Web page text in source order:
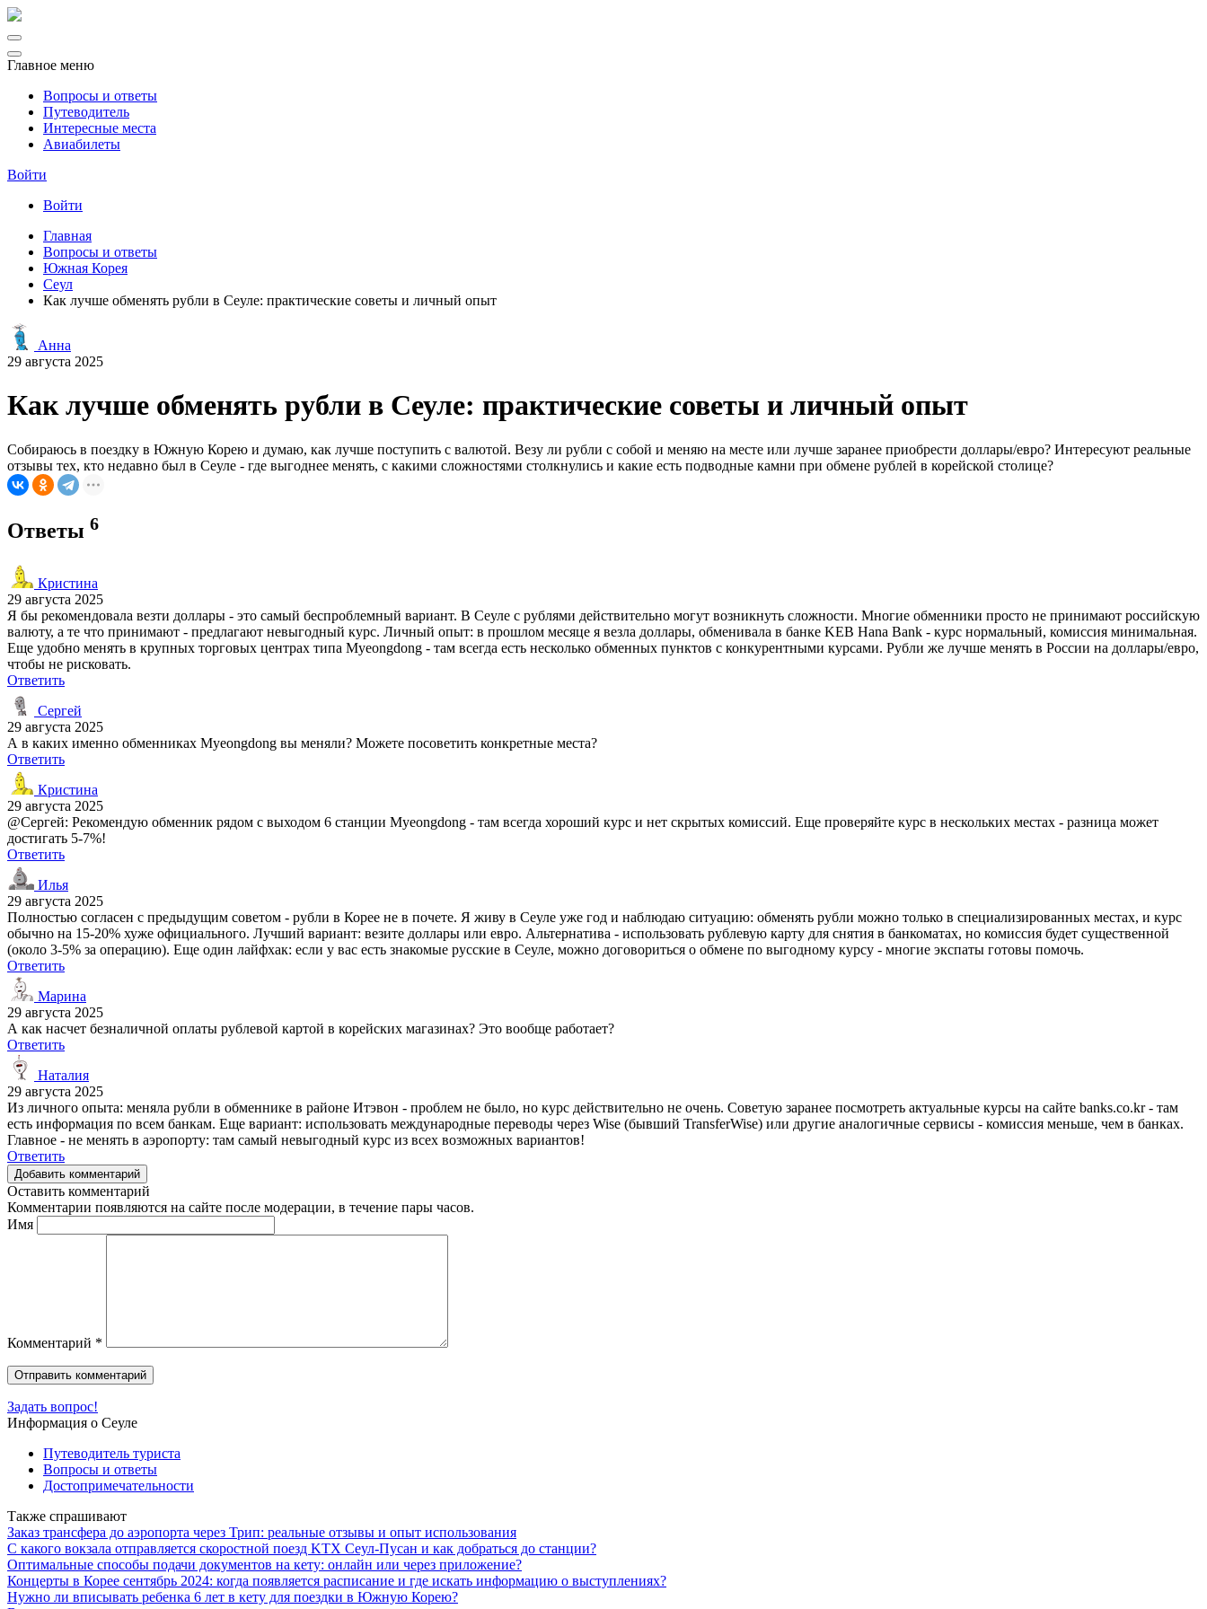
Главное меню
Вопросы и ответы
Путеводитель
Интересные места
Авиабилеты
Войти
Войти
Главная
Вопросы и ответы
Южная Корея
Сеул
Как лучше обменять рубли в Сеуле: практические советы и личный опыт
Анна
29 августа 2025
Как лучше обменять рубли в Сеуле: практические советы и личный опыт
Собираюсь в поездку в Южную Корею и думаю, как лучше поступить с валютой. Везу ли рубли с собой и меняю на месте или лучше заранее приобрести доллары/евро? Интересуют реальные
отзывы тех, кто недавно был в Сеуле - где выгоднее менять, с какими сложностями столкнулись и какие есть подводные камни при обмене рублей в корейской столице?
Ответы 6
Кристина
29 августа 2025
Я бы рекомендовала везти доллары - это самый беспроблемный вариант. В Сеуле с рублями действительно могут возникнуть сложности. Многие обменники просто не принимают российскую
валюту, а те что принимают - предлагают невыгодный курс. Личный опыт: в прошлом месяце я везла доллары, обменивала в банке KEB Hana Bank - курс нормальный, комиссия минимальная.
Еще удобно менять в крупных торговых центрах типа Myeongdong - там всегда есть несколько обменных пунктов с конкурентными курсами. Рубли же лучше менять в России на доллары/евро,
чтобы не рисковать.
Ответить
Сергей
29 августа 2025
А в каких именно обменниках Myeongdong вы меняли? Можете посоветить конкретные места?
Ответить
Кристина
29 августа 2025
@Сергей: Рекомендую обменник рядом с выходом 6 станции Myeongdong - там всегда хороший курс и нет скрытых комиссий. Еще проверяйте курс в нескольких местах - разница может
достигать 5-7%!
Ответить
Илья
29 августа 2025
Полностью согласен с предыдущим советом - рубли в Корее не в почете. Я живу в Сеуле уже год и наблюдаю ситуацию: обменять рубли можно только в специализированных местах, и курс
обычно на 15-20% хуже официального. Лучший вариант: везите доллары или евро. Альтернатива - использовать рублевую карту для снятия в банкоматах, но комиссия будет существенной
(около 3-5% за операцию). Еще один лайфхак: если у вас есть знакомые русские в Сеуле, можно договориться о обмене по выгодному курсу - многие экспаты готовы помочь.
Ответить
Марина
29 августа 2025
А как насчет безналичной оплаты рублевой картой в корейских магазинах? Это вообще работает?
Ответить
Наталия
29 августа 2025
Из личного опыта: меняла рубли в обменнике в районе Итэвон - проблем не было, но курс действительно не очень. Советую заранее посмотреть актуальные курсы на сайте banks.co.kr - там
есть информация по всем банкам. Еще вариант: использовать международные переводы через Wise (бывший TransferWise) или другие аналогичные сервисы - комиссия меньше, чем в банках.
Главное - не менять в аэропорту: там самый невыгодный курс из всех возможных вариантов!
Ответить
Добавить комментарий
Оставить комментарий
Комментарии появляются на сайте после модерации, в течение пары часов.
Имя
Комментарий *
Задать вопрос!
Информация о Сеуле
Путеводитель туриста
Вопросы и ответы
Достопримечательности
Также спрашивают
Заказ трансфера до аэропорта через Трип: реальные отзывы и опыт использования
С какого вокзала отправляется скоростной поезд KTX Сеул-Пусан и как добраться до станции?
Оптимальные способы подачи документов на кету: онлайн или через приложение?
Концерты в Корее сентябрь 2024: когда появляется расписание и где искать информацию о выступлениях?
Нужно ли вписывать ребенка 6 лет в кету для поездки в Южную Корею?